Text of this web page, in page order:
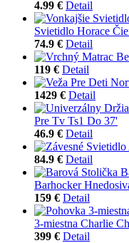
4.99 € Detail
Svietidlo Horace
74.9 € Detail
119 € Detail
1429 € Detail
Pre Tv Ts1 Do 37'
46.9 € Detail
84.9 € Detail
Barhocker
159 € Detail
3-miestna Charlie
399 € Detail